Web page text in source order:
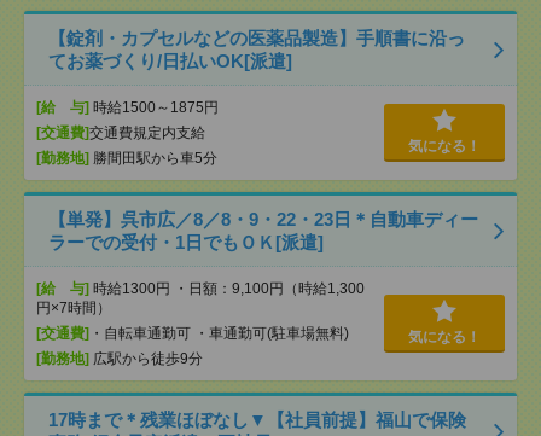
【錠剤・カプセルなどの医薬品製造】手順書に沿っ
てお薬づくり/日払いOK[派遣]
[給 与] 時給1500～1875円
[交通費]交通費規定内支給
[勤務地] 勝間田駅から車5分
気になる！
【単発】呉市広／8／8・9・22・23日＊自動車ディー
ラーでの受付・1日でもＯＫ[派遣]
[給 与] 時給1300円 ・日額：9,100円（時給1,300
円×7時間）
[交通費] ・自転車通勤可 ・車通勤可(駐車場無料)
[勤務地] 広駅から徒歩9分
気になる！
17時まで＊残業ほぼなし▼【社員前提】福山で保険